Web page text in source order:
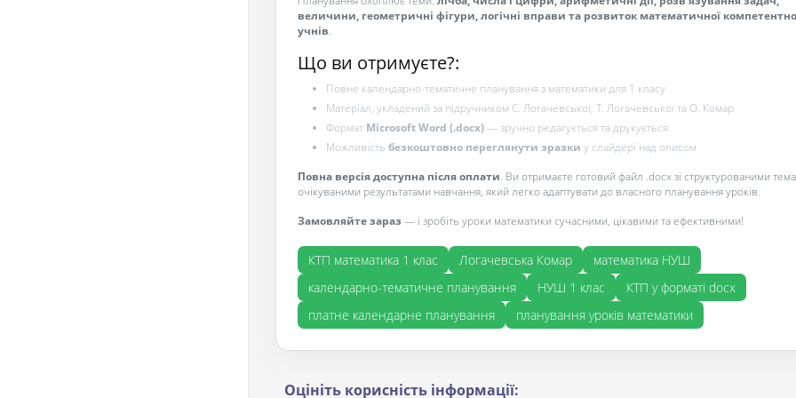
величини, геометричні фігури, логічні вправи та розвиток математичної
учнів.
Що ви отримуєте?:
Повне календарно-тематичне планування з математики для 1 класу
Матеріал, укладений за підручником С. Логачевської, Т. Логачевської та О. Комар
Формат Microsoft Word (.docx) — зручно редагується та друкується
Можливість безкоштовно переглянути зразки у слайдері над описом
Повна версія доступна після оплати. Ви отримаєте готовий файл .docx зі структурованими
очікуваними результатами навчання, який легко адаптувати до власного планування уроків.
Замовляйте зараз — і зробіть уроки математики сучасними, цікавими та ефективними!
КТП математика 1 клас Логачевська Комар
математика НУШ
календарно-тематичне планування
НУШ 1 клас
КТП у форматі docx
платне календарне планування
планування уроків математики
Оцініть корисність інформації: